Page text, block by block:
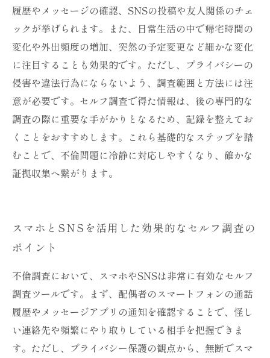
履歴やメッセージの確認、SNSの投稿や友人関係のチェ
ックが挙げられます。また、日常生活の中で帰宅時間の
変化や外出頻度の増加、突然の予定変更など細かな変化
に注目することも効果的です。ただし、プライバシーの
侵害や違法行為にならないよう、調査範囲と方法には注
意が必要です。セルフ調査で得た情報は、後の専門的な
調査の際に重要な手がかりとなるため、記録を整えてお
くことをおすすめします。これら基礎的なステップを踏
むことで、不倫問題に冷静に対応しやすくなり、確かな
証拠収集へ繋がります。
スマホとSNSを活用した効果的なセルフ調査の
ポイント
不倫調査において、スマホやSNSは非常に有効なセルフ
調査ツールです。まず、配偶者のスマートフォンの通話
履歴やメッセージアプリの通知を確認することで、怪し
い連絡先や頻繁にやり取りしている相手を把握できま
す。ただし、プライバシー保護の観点から、無断でスマ